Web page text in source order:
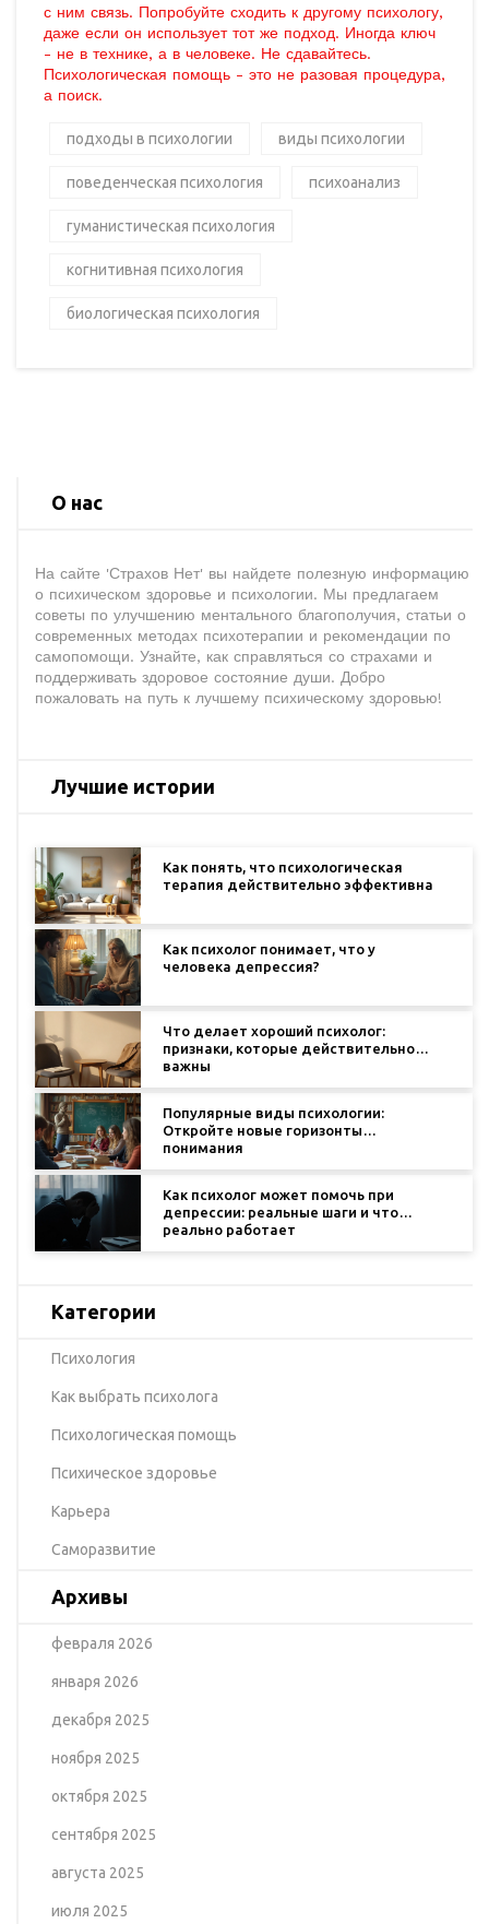
с ним связь. Попробуйте сходить к другому психологу,
даже если он использует тот же подход. Иногда ключ
- не в технике, а в человеке. Не сдавайтесь.
Психологическая помощь - это не разовая процедура,
а поиск.
подходы в психологии виды психологии
поведенческая психология психоанализ
гуманистическая психология
когнитивная психология
биологическая психология
О нас
На сайте 'Страхов Нет' вы найдете полезную информацию
о психическом здоровье и психологии. Мы предлагаем
советы по улучшению ментального благополучия, статьи о
современных методах психотерапии и рекомендации по
самопомощи. Узнайте, как справляться со страхами и
поддерживать здоровое состояние души. Добро
пожаловать на путь к лучшему психическому здоровью!
Лучшие истории
Как понять, что психологическая
терапия действительно эффективна
Как психолог понимает, что у
человека депрессия?
Что делает хороший психолог:
признаки, которые действительно
важны
Популярные виды психологии:
Откройте новые горизонты
понимания
Как психолог может помочь при
депрессии: реальные шаги и что
реально работает
Категории
Психология
Как выбрать психолога
Психологическая помощь
Психическое здоровье
Карьера
Саморазвитие
Архивы
февраля 2026
января 2026
декабря 2025
ноября 2025
октября 2025
сентября 2025
августа 2025
июля 2025